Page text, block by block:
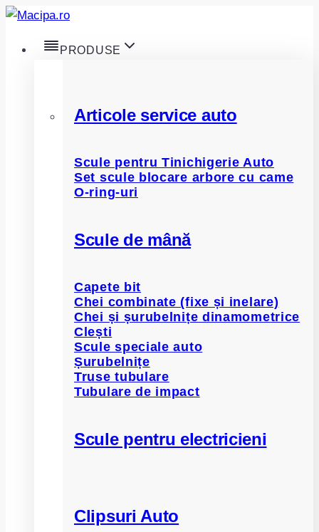
Skip
content
PRODUSE
Articole service auto
Scule pentru Tinichigerie Auto
Set scule blocare arbore cu came
O-ring-uri
Scule de mână
Capete bit
Chei combinate (fixe și inelare)
Chei și șurubelnițe dinamometrice
Clești
Scule speciale auto
Șurubelnițe
Truse tubulare
Tubulare de impact
Scule pentru electricieni
Clipsuri Auto